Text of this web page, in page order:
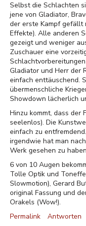
Selbst die Schlachten
jene von Gladiator,
der erste Kampf
Effekte). Alle anderen
gezeigt und weniger
Zuschauer eine
Gladiator und Herr der
einfach enttäuschend.
übermenschliche
Showdown lächerlich
Hinzu kommt, dass der
seelenlos). Die
einfach zu
irgendwie hat man
Werk gesehen zu
6 von 10 Augen
Tolle Optik und
Slowmotion), Gerard
original Fassung und
Orakels (Wow!).
Permalink
Antworten